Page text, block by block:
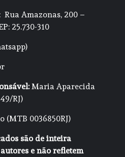
Rua Amazonas, 200 –
25.730-310
Maria Aparecida
RJ)
(MTB 0036850RJ)
são de inteira
e não refletem